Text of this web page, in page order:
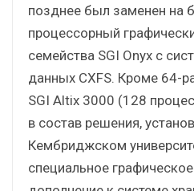
позднее был заменен на
процессорный
семейства SGI Onyx с
данных CXFS. Кроме 64-
SGI Altix 3000 (128
в состав решения,
Кембриджском
специальное